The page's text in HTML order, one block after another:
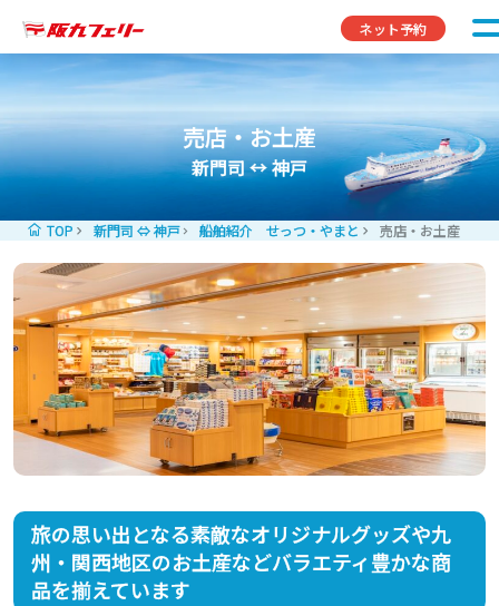
ネット予約
売店・お土産
新門司 ↔︎ 神戸
TOP 新門司 ⇔ 神戸 船舶紹介 せっつ・やまと 売店・お土産
旅の思い出となる素敵なオリジナルグッズや九
州・関西地区のお土産などバラエティ豊かな商
品を揃えています